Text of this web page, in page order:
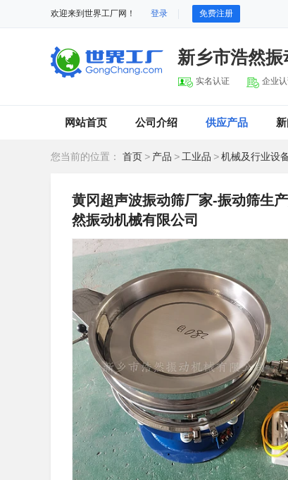
欢迎来到世界工厂网！ 登录 免费注册
新乡市浩然振
实名认证 企业
网站首页 公司介绍 供应产品
您当前的位置： 首页 > 产品 > 工业品 >机械及行业设
黄冈超声波振动筛厂家-振动筛生
然振动机械有限公司